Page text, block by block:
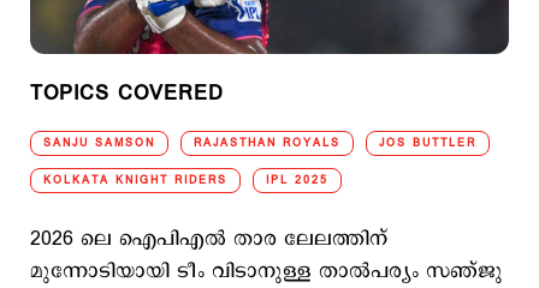
TOPICS COVERED
SANJU SAMSON RAJASTHAN ROYALS JOS BUTTLER
KOLKATA KNIGHT RIDERS IPL 2025
2026 ലെ ഐപിഎല്‍ താര ലേലത്തിന്
മുന്നോടിയായി ടീം വിടാനുള്ള താല്‍പര്യം സഞ്ജു